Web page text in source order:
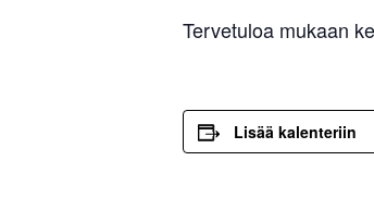
Tervetuloa mukaan
Lisää kalenteriin